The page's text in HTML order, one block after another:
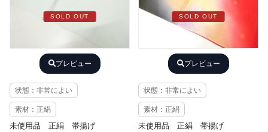
SOLD OUT
プレビュー
状態：非常によい
素材：正絹
未使用品 正絹 帯揚げ
SOLD OUT
プレビュー
状態：非常によい
素材：正絹
未使用品 正絹 帯揚げ